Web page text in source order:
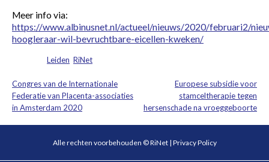
Meer info via:
https://www.albinusnet.nl/actueel/nieuws/2020/februari2/
hoogleraar-wil-bevruchtbare-eicellen-kweken/
Leiden RiNet
Bericht
navigatie
Congres van de Internationale
Federatie van Placenta-associaties
in Amsterdam 2020
Europese subsidie voor
stamceltherapie tegen
hersenschade na vroeggeboorte
Alle rechten voorbehouden © RiNet | Privacy Policy